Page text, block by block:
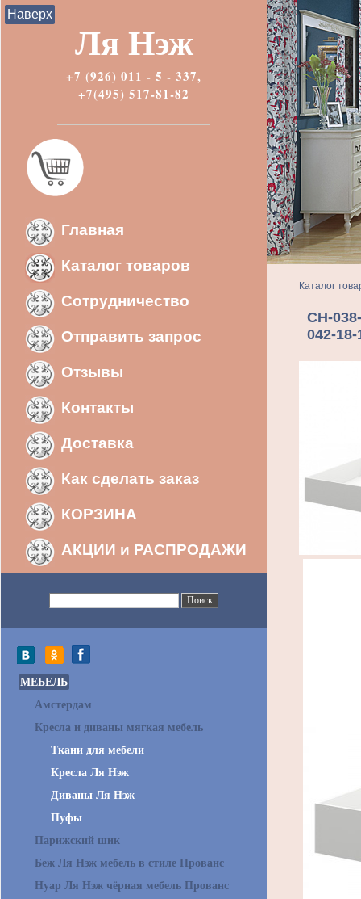
Ля Нэж
+7 (926) 011 - 5 - 337,
+7(495) 517-81-82
Главная
Каталог товаров
Сотрудничество
Отправить запрос
Отзывы
Контакты
Доставка
Как сделать заказ
КОРЗИНА
АКЦИИ и РАСПРОДАЖИ
МЕБЕЛЬ
Амстердам
Кресла и диваны мягкая мебель
Ткани для мебели
Кресла Ля Нэж
Диваны Ля Нэж
Пуфы
Парижский шик
Беж Ля Нэж мебель в стиле Прованс
Нуар Ля Нэж чёрная мебель Прованс
Каталог
CH-
042-18-
Наверх